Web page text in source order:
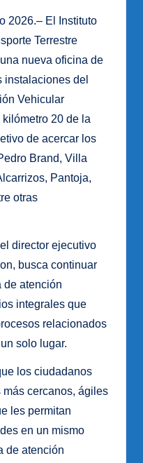
2026.– El Instituto
Terrestre
nueva oficina de
instalaciones del
Vehicular
20 de la
de acercar los
Brand, Villa
Pantoja,
otras
director ejecutivo
busca continuar
de atención
integrales que
relacionados
solo lugar.
los ciudadanos
cercanos, ágiles
les permitan
en un mismo
de atención